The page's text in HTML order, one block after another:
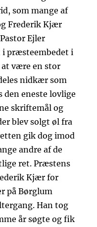
som mange af
Frederik Kjær
Ejler
i præsteembedet i
at være en stor
nidkær som
den eneste lovlige
skriftemål og
blev solgt øl fra
gik dog imod
andre af de
ret. Præstens
Kjær for
på Børglum
Han tog
år søgte og fik